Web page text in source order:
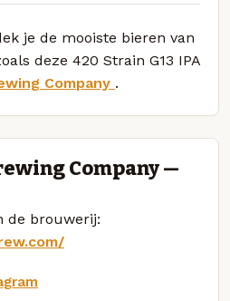
je de mooiste bieren van
deze 420 Strain G13 IPA
Company .
Company —
de brouwerij: